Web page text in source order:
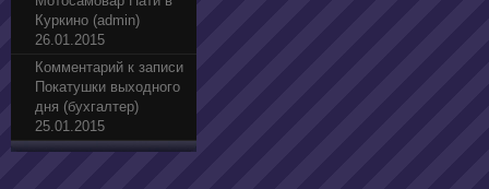
Куркино (admin)
26.01.2015
Комментарий к записи
Покатушки выходного
дня (бухгалтер)
25.01.2015